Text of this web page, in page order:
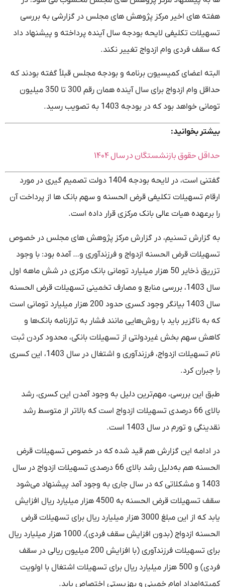
هفته های اخیر مرکز پژوهش های مجلس در گزارشی به بررسی
تسهیلات تکلیفی لایحه بودجه سال آینده پرداخته و پیشنهاد داد
که سقف فردی وام ازدواج تغییر نکند.
البته اعضای کمیسیون برنامه و بودجه مجلس قبلاً گفته بودند که
حداقل وام ازدواج برای سال آینده همان رقم 300 تا 350 میلیون
تومانی خواهد بود که در بودجه 1403 به تصویب رسید.
بیشتر بخوانید:
حداقل حقوق بازنشستگان در سال ۱۴۰۴
گفتنی است، در لایحه بودجه 1404 دولت تصمیم گیری در مورد
ارقام تسهیلات تکلیفی قرض الحسنه و سهم بانک ها از پرداخت آن
را برعهده هیات عالی بانک مرکزی قرار داده است.
به گزارش تسنیم، در گزارش مرکز پژوهش های مجلس در خصوص
تسهیلات قرض الحسنه ازدواج و فرزندآوری و… آمده بود: با وجود
تزریق ذخایر 50 هزار میلیارد تومانی بانک مرکزی در شش ماهه اول
سال 1403، بررسی منابع و مصارف تخمینی تسهیلات قرض الحسنه
سال 1403 بیانگر وجود کسری حدود 200 هزار میلیارد تومانی است
که به ناگزیر باید با روش‌هایی مانند فشار به ترازنامه بانک‌ها و
کاهش سهم بخش غیردولتی از تسهیلات بانکی، محدود کردن ثبت
نام تسهیلات ازدواج، فرزندآوری و اشتغال در سال 1403، این کسری
را جبران کرد.
طبق این بررسی، مهم‌ترین دلیل به وجود آمدن این کسری، رشد
بالای 66 درصدی تسهیلات ازدواج است که بالاتر از متوسط رشد
نقدینگی و تورم در سال 1403 است.
در ادامه این گزارش هم قید شده که در خصوص تسهیلات قرض
الحسنه هم به‌دلیل رشد بالای 66 درصدی تسهیلات ازدواج در سال
1403 و مشکلاتی که در سال جاری به وجود آمد پیشنهاد می‌شود
سقف تسهیلات قرض الحسنه به 4500 هزار میلیارد ریال افزایش
یابد که از این مبلغ 3000 هزار میلیارد ریال برای تسهیلات قرض
الحسنه ازدواج (بدون افزایش سقف فردی)، 1000 هزار میلیارد ریال
برای تسهیلات فرزندآوری (با افزایش 200 میلیون ریالی در سقف
فردی) و 500 هزار میلیارد ریال برای تسهیلات اشتغال با اولویت
کمیته‌امداد امام خمینی و بهزیستی اختصاص یابد.